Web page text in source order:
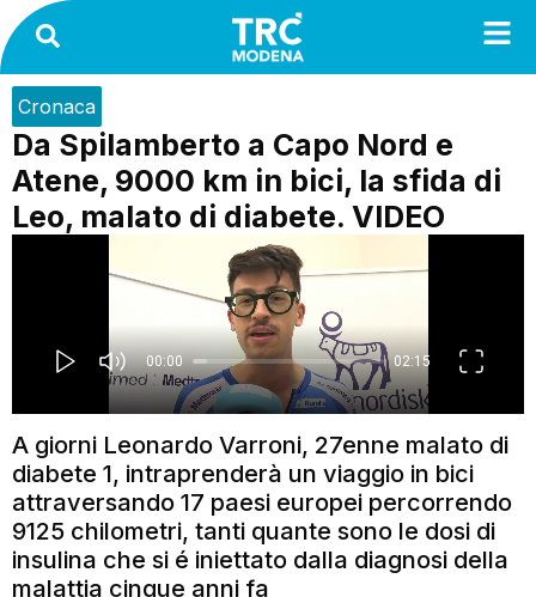
Cronaca
Da Spilamberto a Capo Nord e
Atene, 9000 km in bici, la sfida di
Leo, malato di diabete. VIDEO
A giorni Leonardo Varroni, 27enne malato di
diabete 1, intraprenderà un viaggio in bici
attraversando 17 paesi europei percorrendo
9125 chilometri, tanti quante sono le dosi di
insulina che si é iniettato dalla diagnosi della
malattia cinque anni fa